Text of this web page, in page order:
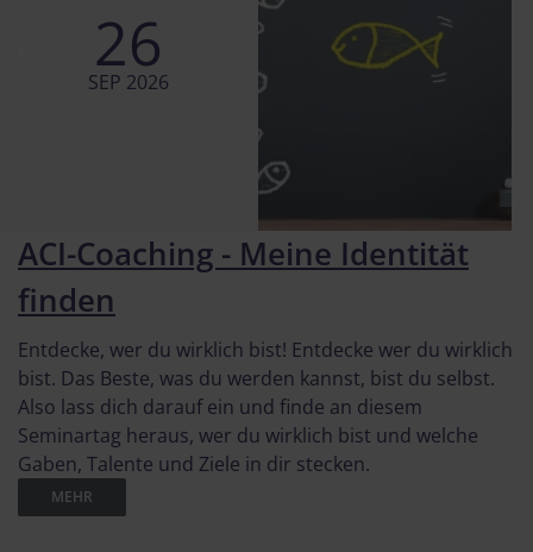
26
SEP 2026
ACI-Coaching - Meine Identität
finden
Entdecke, wer du wirklich bist! Entdecke wer du wirklich
bist. Das Beste, was du werden kannst, bist du selbst.
Also lass dich darauf ein und finde an diesem
Seminartag heraus, wer du wirklich bist und welche
Gaben, Talente und Ziele in dir stecken.
MEHR